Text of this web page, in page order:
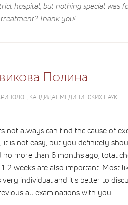
hospital, but nothing special was
Thank you!
Полина
КАНДИДАТ МЕДИЦИНСКИХ НАУК
not always can find the cause of
it is not easy, but you definitely
no more than 6 months ago, total
2 weeks are also important. Most
individual and it's better to
all examinations with you.